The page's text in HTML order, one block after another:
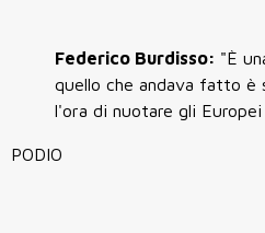
Federico Burdisso: "È
quello che andava fatto
l'ora di nuotare gli Europei
PODIO